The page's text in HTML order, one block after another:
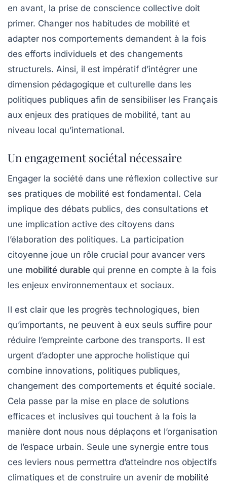
en avant, la prise de conscience collective doit
primer. Changer nos habitudes de mobilité et
adapter nos comportements demandent à la fois
des efforts individuels et des changements
structurels. Ainsi, il est impératif d’intégrer une
dimension pédagogique et culturelle dans les
politiques publiques afin de sensibiliser les Français
aux enjeux des pratiques de mobilité, tant au
niveau local qu’international.
Un engagement sociétal nécessaire
Engager la société dans une réflexion collective sur
ses pratiques de mobilité est fondamental. Cela
implique des débats publics, des consultations et
une implication active des citoyens dans
l’élaboration des politiques. La participation
citoyenne joue un rôle crucial pour avancer vers
une mobilité durable qui prenne en compte à la fois
les enjeux environnementaux et sociaux.
Il est clair que les progrès technologiques, bien
qu’importants, ne peuvent à eux seuls suffire pour
réduire l’empreinte carbone des transports. Il est
urgent d’adopter une approche holistique qui
combine innovations, politiques publiques,
changement des comportements et équité sociale.
Cela passe par la mise en place de solutions
efficaces et inclusives qui touchent à la fois la
manière dont nous nous déplaçons et l’organisation
de l’espace urbain. Seule une synergie entre tous
ces leviers nous permettra d’atteindre nos objectifs
climatiques et de construire un avenir de mobilité